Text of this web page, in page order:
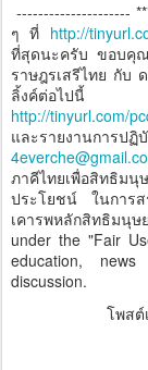
---------------------
ๆ ที่ http://
ที่สุดนะครับ ขอบคุ
ราษฎรเสรีไทย กับ
ลิ้งค์ต่อไป
http://tinyurl.com/
และรายงานกา
ภาคีไทยเพื่อสิทธิม
ประโยชน์ ในการ
เคารพหลักสิทธิมนุ
under the "Fair
education,
discussion.
โพสต์